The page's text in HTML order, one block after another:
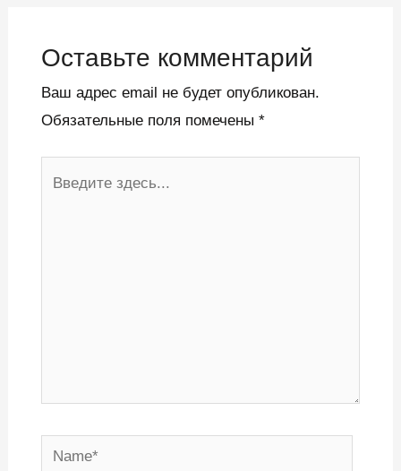
Оставьте комментарий
Ваш адрес email не будет опубликован.
Обязательные поля помечены *
Name*